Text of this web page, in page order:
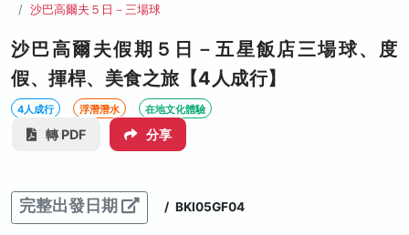
沙巴高爾夫５日－三場球
沙巴高爾夫假期５日－五星飯店三場球、度
假、揮桿、美食之旅【4人成行】
4人成行 浮潛潛水 在地文化體驗
轉 PDF 分享
完整出發日期 / BKI05GF04